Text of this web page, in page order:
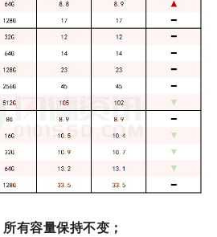
所有容量保持不变；